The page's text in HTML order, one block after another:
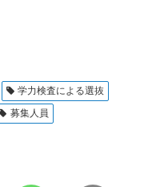
学力検査による選抜
募集人員